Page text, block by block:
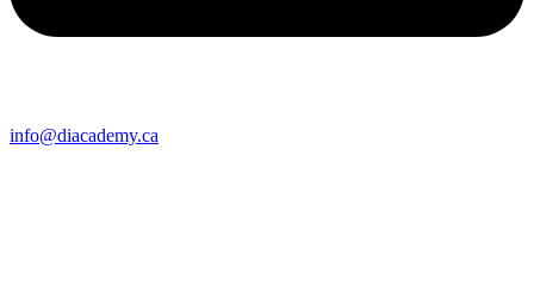
info@diacademy.ca